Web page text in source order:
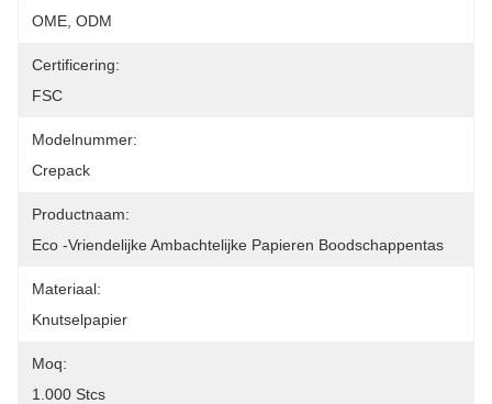
OME, ODM
Certificering:
FSC
Modelnummer:
Crepack
Productnaam:
Eco -vriendelijke Ambachtelijke Papieren Boodschappentas
Materiaal:
Knutselpapier
Moq:
1.000 Stcs